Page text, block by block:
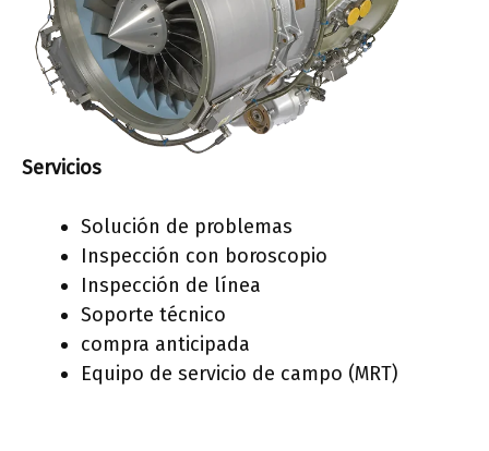
Servicios
Solución de problemas
Inspección con boroscopio
Inspección de línea
Soporte técnico
compra anticipada
Equipo de servicio de campo (MRT)